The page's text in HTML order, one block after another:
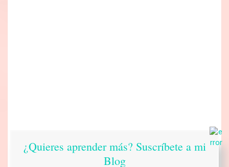
¿Quieres aprender más? Suscríbete a mi
Blog